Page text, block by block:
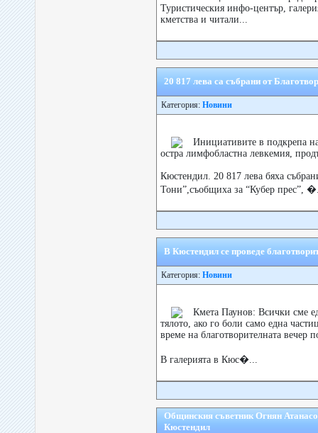
Туристическия инфо-център,
кметства и читали...
20 817 лева са събрани от
Категория: Новини
Инициативите в подкрепа
остра лимфобластна левкемия,
Кюстендил. 20 817 лева бяха
Тони”,съобщиха за “Кубер прес”,
В Кюстендил се проведе
Категория: Новини
Кмета Паунов: Всички сме
тялото, ако го боли само една
време на благотворителната вечер
В галерията в Кюс�...
Общинския съветник Огнян
Кюстендил